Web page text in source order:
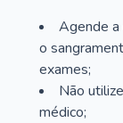
Agende a
o
exames;
Não
médico;